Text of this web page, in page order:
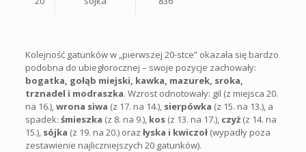
Kolejność gatunków w „pierwszej 20-stce” okazała się bardzo
podobna do ubiegłorocznej – swoje pozycje zachowały:
bogatka, gołąb miejski, kawka, mazurek, sroka,
trznadel i modraszka. Wzrost odnotowały: gil (z miejsca 20.
na 16.),wrona siwa (z 17. na 14.),sierpówka (z 15. na 13.), a
spadek: śmieszka (z 8. na 9.),kos(z 13. na 17.), czyż(z 14. na
15.),sójka (z 19. na 20.) oraz łyska i kwiczoł(wypadły poza
zestawienie najliczniejszych 20 gatunków).